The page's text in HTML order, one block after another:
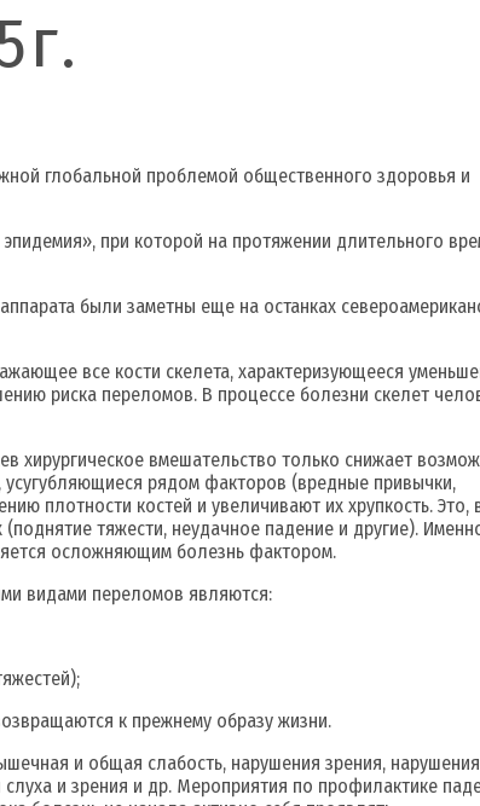
глобальной проблемой общественного здоровья и
при которой на протяжении длительного
были заметны еще на останках
все кости скелета, характеризующееся
риска переломов. В процессе болезни скелет
хирургическое вмешательство только снижает
рядом факторов (вредные привычки,
плотности костей и увеличивают их хрупкость. Это,
тяжести, неудачное падение и другие).
осложняющим болезнь фактором.
видами переломов являются:
к прежнему образу жизни.
и общая слабость, нарушения зрения,
и зрения и др. Мероприятия по профилактике